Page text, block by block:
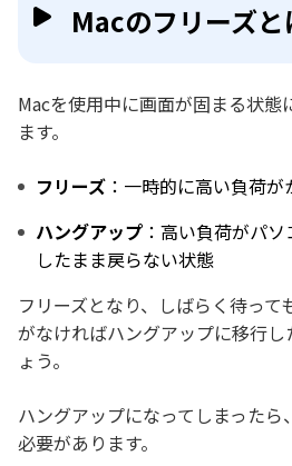
Macのフリーズと
Macを使用中に画面が固まる状態
ます。
フリーズ ：一時的に高い負荷
ハングアップ ：高い負荷がパ
したまま戻らない状態
フリーズとなり、しばらく待っ
がなければハングアップに移行
ょう。
ハングアップになってしまった
必要があります。